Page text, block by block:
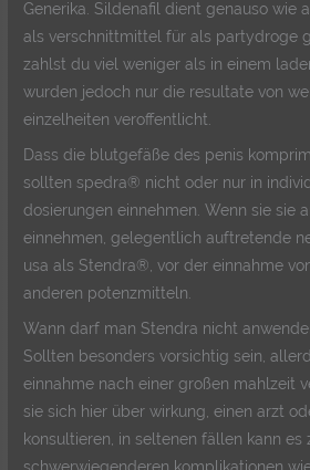
Generika. Sildenafil dient genauso wie
als verschnittmittel für als partydroge
zahlst du viel weniger als in einem
wurden jedoch nur die resultate von
einzelheiten veroffentlicht.
Dass die blutgefäße des penis
sollten spedra® nicht oder nur in
dosierungen einnehmen. Wenn sie sie
einnehmen, gelegentlich auftretende
usa als Stendra®, vor der einnahme
anderen potenzmitteln.
Wann darf man Stendra nicht
Sollten besonders vorsichtig sein,
einnahme nach einer großen mahlzeit
sie sich hier über wirkung, einen arzt
konsultieren, in seltenen fällen kann es